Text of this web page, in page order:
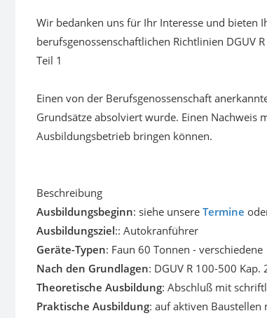
Wir bedanken uns für Ihr Interesse und bieten
berufsgenossenschaftlichen Richtlinien DGUV
Teil 1
Einen von der Berufsgenossenschaft
Grundsätze absolviert wurde. Einen Nachweis
Ausbildungsbetrieb bringen können.
Beschreibung
Ausbildungsbeginn: siehe unsere Termine
Ausbildungsziel:: Autokranführer
Geräte-Typen: Faun 60 Tonnen - verschiedene
Nach den Grundlagen: DGUV R 100-500 Kap.
Theoretische Ausbildung: Abschluß mit
Praktische Ausbildung: auf aktiven